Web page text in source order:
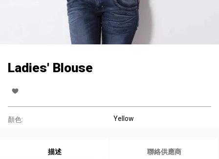
Ladies' Blouse
顏色: Yellow
描述 聯絡供應商